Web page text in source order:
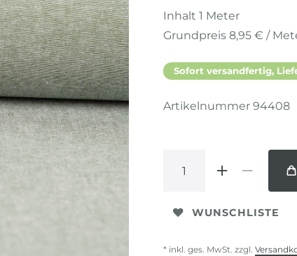
Inhalt 1 Meter
Grundpreis 8,95 € /
Sofort versandfertig,
Artikelnummer 94408
WUNSCHLISTE
* inkl. ges. MwSt. zzgl.